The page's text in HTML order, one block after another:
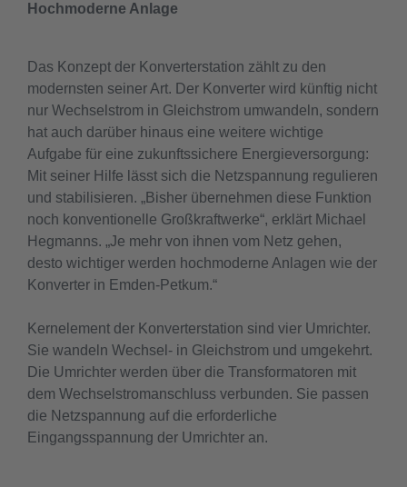
Hochmoderne Anlage
Das Konzept der Konverterstation zählt zu den
modernsten seiner Art. Der Konverter wird künftig nicht
nur Wechselstrom in Gleichstrom umwandeln, sondern
hat auch darüber hinaus eine weitere wichtige
Aufgabe für eine zukunftssichere Energieversorgung:
Mit seiner Hilfe lässt sich die Netzspannung regulieren
und stabilisieren. „Bisher übernehmen diese Funktion
noch konventionelle Großkraftwerke“, erklärt Michael
Hegmanns. „Je mehr von ihnen vom Netz gehen,
desto wichtiger werden hochmoderne Anlagen wie der
Konverter in Emden-Petkum.“
Kernelement der Konverterstation sind vier Umrichter.
Sie wandeln Wechsel- in Gleichstrom und umgekehrt.
Die Umrichter werden über die Transformatoren mit
dem Wechselstromanschluss verbunden. Sie passen
die Netzspannung auf die erforderliche
Eingangsspannung der Umrichter an.